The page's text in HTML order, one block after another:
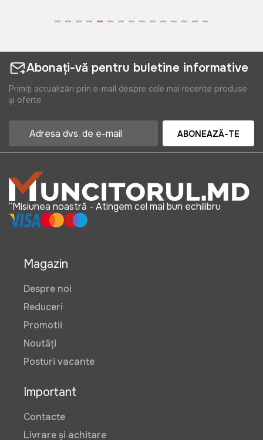
Abonați-vă pentru buletine informative
Primiți actualizări prin e-mail despre cele mai recente produse
și oferte
ABONEAZĂ-TE
“Misiunea noastră - Atingem cel mai bun echilibru
Magazin
Despre noi
Reduceri
Promotii
Noutăți
Posturi vacante
Important
Contacte
Livrare și achitare